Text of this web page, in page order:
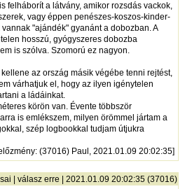
felháborít a látvány, amikor rozsdás vackok,
vagy éppen penészes-koszos-kinder-
"ajándék" gyanánt a dobozban. A
hosszú, gyógyszeres dobozba
is szólva. Szomorú ez nagyon.
az ország másik végébe tenni rejtést,
várhatjuk el, hogy az ilyen igénytelen
a ládáinkat.
körön van. Évente többször
is emlékszem, milyen örömmel jártam a
szép logbookkal tudjam útjukra
: (37016) Paul, 2021.01.09 20:02:35]
válasz erre | 2021.01.09 20:02:35 (37016)